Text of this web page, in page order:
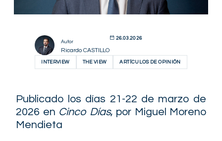
Autor
Ricardo CASTILLO
26.03.2026
INTERVIEW THE VIEW ARTÍCULOS DE OPINIÓN
Publicado los días 21-22 de marzo de
2026 en Cinco Días, por Miguel Moreno
Mendieta